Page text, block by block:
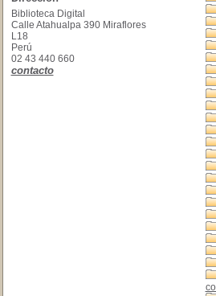
Biblioteca Digital
Calle Atahualpa 390 Miraflores
L18
Perú
02 43 440 660
contacto